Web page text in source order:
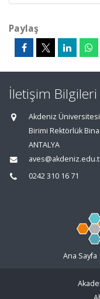
Paylaş
İletişim Bilgileri
Akdeniz
Birimi Rektörlük
ANTALYA
0242 310 16 71
Ana Sayfa